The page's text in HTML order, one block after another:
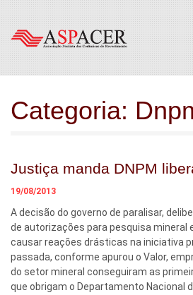
Categoria:
Justiça manda DNPM
19/08/2013
A decisão do governo de paralisar,
de autorizações para pesquisa mineral
causar reações drásticas na iniciativa
passada, conforme apurou o Valor,
do setor mineral conseguiram as
que obrigam o Departamento Nacional